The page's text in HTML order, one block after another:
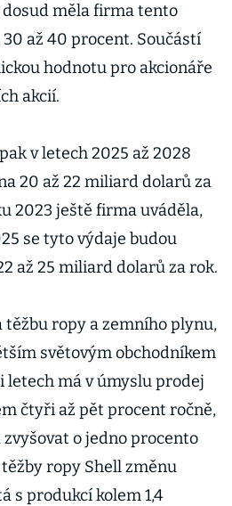
měla firma tento
až 40 procent. Součástí
hodnotu pro akcionáře
akcií.
v letech 2025 až 2028
20 až 22 miliard dolarů za
2023 ještě firma uváděla,
se tyto výdaje budou
až 25 miliard dolarů za rok.
těžbu ropy a zemního plynu,
světovým obchodníkem
letech má v úmyslu prodej
čtyři až pět procent ročně,
o jedno procento
ropy Shell změnu
s produkcí kolem 1,4